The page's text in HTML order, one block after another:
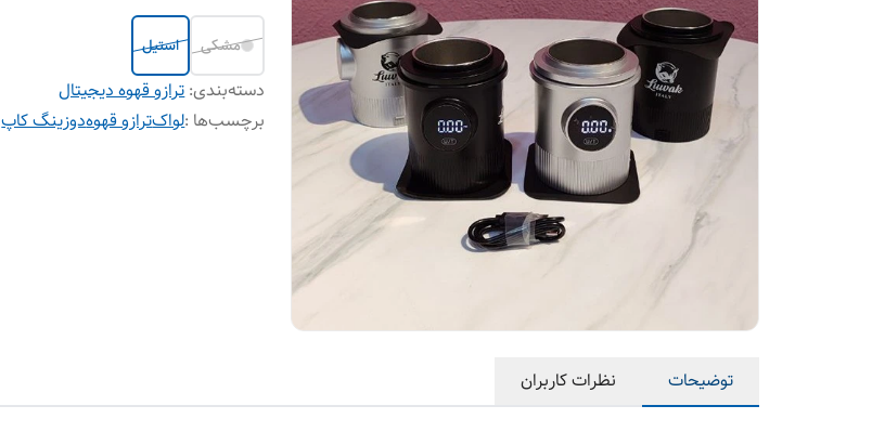
مشکی استیل
دسته‌بندی:ترازو قهوه دیجیتال
برچسب‌ها :لواکترازو قهوهدوزینگ کاپ
توضیحات نظرات کاربران